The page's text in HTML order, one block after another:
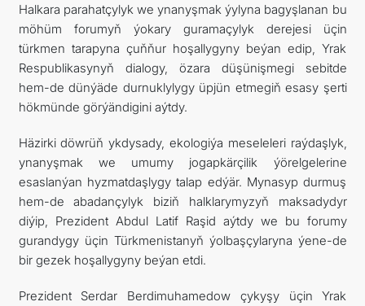
Halkara parahatçylyk we ynanyşmak ýylyna bagyşlanan bu
möhüm forumyň ýokary guramaçylyk derejesi üçin
türkmen tarapyna çuňňur hoşallygyny beýan edip, Yrak
Respublikasynyň dialogy, özara düşünişmegi sebitde
hem-de dünýäde durnuklylygy üpjün etmegiň esasy şerti
hökmünde görýändigini aýtdy.
Häzirki döwrüň ykdysady, ekologiýa meseleleri raýdaşlyk,
ynanyşmak we umumy jogapkärçilik ýörelgelerine
esaslanýan hyzmatdaşlygy talap edýär. Mynasyp durmuş
hem-de abadançylyk biziň halklarymyzyň maksadydyr
diýip, Prezident Abdul Latif Raşid aýtdy we bu forumy
gurandygy üçin Türkmenistanyň ýolbaşçylaryna ýene-de
bir gezek hoşallygyny beýan etdi.
Prezident Serdar Berdimuhamedow çykyşy üçin Yrak